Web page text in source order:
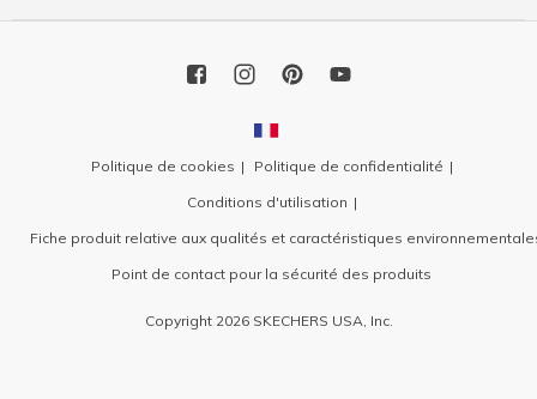
Politique de cookies
Politique de confidentialité
Conditions d'utilisation
Fiche produit relative aux qualités et caractéristiques
Point de contact pour la sécurité des produits
Copyright 2026 SKECHERS USA, Inc.